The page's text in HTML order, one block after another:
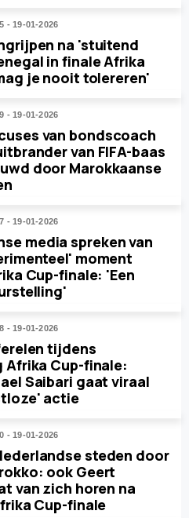
- 19-01-2026
na 'stuitend
in finale Afrika
je nooit tolereren'
- 19-01-2026
van bondscoach
van FIFA-baas
door Marokkaanse
- 19-01-2026
media spreken van
moment
Cup-finale: 'Een
- 19-01-2026
tijdens
Afrika Cup-finale:
Saibari gaat viraal
actie
- 19-01-2026
steden door
ook Geert
van zich horen na
Cup-finale